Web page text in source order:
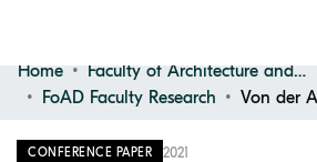
Communities & Collections
Browse
Home
Faculty of Architecture and Design
FoAD Faculty Research
CONFERENCE PAPER 2021